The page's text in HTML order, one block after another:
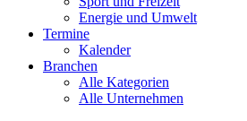
Energie und Umwelt
Termine
Kalender
Branchen
Alle Kategorien
Alle Unternehmen